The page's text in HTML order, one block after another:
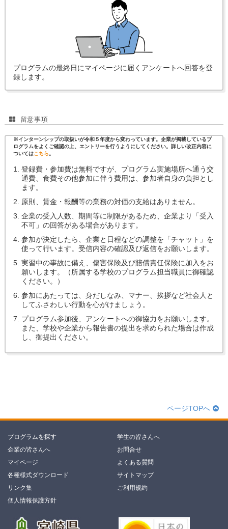
プログラムの最終日にマイページに届くアンケートへ回答を登
録します。
留意事項
※インターンシップの取扱いが令和５年度から変わっています。企業が掲載しているプ
ログラムをよくご確認の上、エントリーを行うようにしてください。詳しい改正内容に
ついてはこちら。
登録費・参加費は無料ですが、プログラム実施場所へ通う交
通費、食費その他参加に伴う費用は、参加者自身の負担とし
ます。
原則、賃金・報酬等の業務の対価の支給はありません。
企業の受入人数、期間等に制限があるため、企業より「受入
不可」の回答がある場合があります。
参加が決定したら、企業と日程などの調整を「チャット」を
使って行います。受信内容の確認及び返信をお願いします。
実習中の事故に備え、傷害保険及び賠償責任保険に加入をお
願いします。（所属する学校のプログラム担当職員に御確認
ください。）
参加にあたっては、身だしなみ、マナー、挨拶など社会人と
してふさわしい行動を心がけましょう。
プログラム参加後、アンケートへの御協力をお願いします。
また、学校や企業から報告書の提出を求められた場合は作成
し、御提出ください。
ページTOPへ
プログラムを探す
学生の皆さんへ
企業の皆さんへ
お問合せ
マイページ
よくある質問
各種様式ダウンロード
サイトマップ
リンク集
ご利用規約
個人情報保護方針